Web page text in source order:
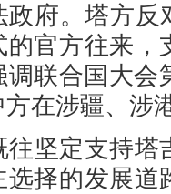
政府。塔方
的官方往来
调联合国大会
在涉疆、涉
往坚定支持
选择的发展